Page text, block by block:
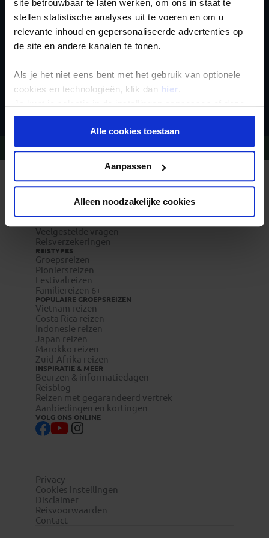
site betrouwbaar te laten werken, om ons in staat te
stellen statistische analyses uit te voeren en om u
relevante inhoud en gepersonaliseerde advertenties op
de site en andere kanalen te tonen.
Als je het niet eens bent met het gebruik van optionele
cookies en technologieën, klik dan hier .
onder aan de pagina op elk gewenst moment voor de
toekomst wijzigen.Alle cookies toestaan
Aanpassen
Alleen noodzakelijke cookies
Inschrijven
Vragen?Bel 020-7887700
REIZEN MET KONING AAP
Waarom Koning Aap?
Bestemmingen
Veelgestelde vragen
Reisverzekeringen
REISTYPES
Groepsreizen
Pioniersreizen
Festivalreizen
Familiereizen 6+
POPULAIRE GROEPSREIZEN
Vietnam reizen
Costa Rica reizen
Indonesie reizen
Japan reizen
Marokko reizen
Zuid-Afrika reizen
INSPIRATIE & MEER
Beurzen & informatiedagen
Reisblog
Reizen met gegarandeerd vertrek
Aanbiedingen en kortingen
VOLG ONS ONLINE
Privacy
Cookies instellingen
Disclaimer
Reisvoorwaarden
Contact